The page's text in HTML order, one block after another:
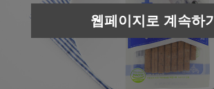
웹페이지로 계속하기